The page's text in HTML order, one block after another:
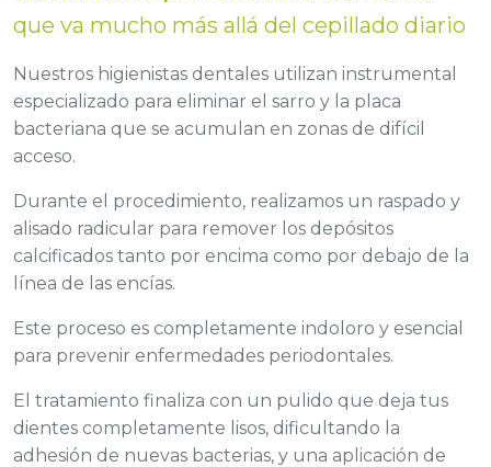
que va mucho más allá del cepillado diario
Nuestros higienistas dentales utilizan instrumental
especializado para eliminar el sarro y la placa
bacteriana que se acumulan en zonas de difícil
acceso.
Durante el procedimiento, realizamos un raspado y
alisado radicular para remover los depósitos
calcificados tanto por encima como por debajo de la
línea de las encías.
Este proceso es completamente indoloro y esencial
para prevenir enfermedades periodontales.
El tratamiento finaliza con un pulido que deja tus
dientes completamente lisos, dificultando la
adhesión de nuevas bacterias, y una aplicación de